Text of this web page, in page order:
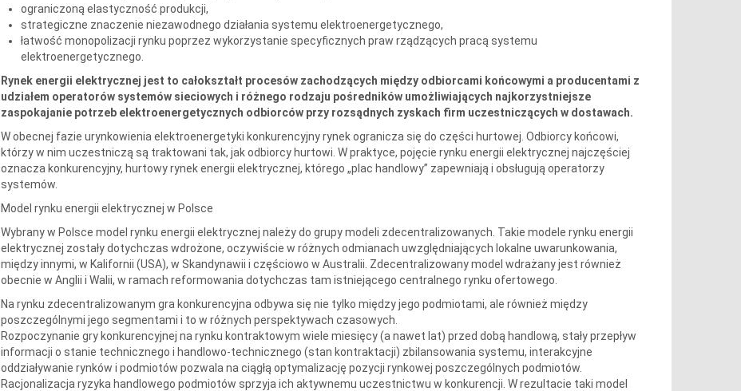
ograniczoną elastyczność produkcji,
strategiczne znaczenie niezawodnego działania systemu elektroenergetycznego,
łatwość monopolizacji rynku poprzez wykorzystanie specyficznych praw rządzących pracą systemu
elektroenergetycznego.
Rynek energii elektrycznej jest to całokształt procesów zachodzących między odbiorcami końcowymi a producentami z
udziałem operatorów systemów sieciowych i różnego rodzaju pośredników umożliwiających najkorzystniejsze
zaspokajanie potrzeb elektroenergetycznych odbiorców przy rozsądnych zyskach firm uczestniczących w dostawach.
W obecnej fazie urynkowienia elektroenergetyki konkurencyjny rynek ogranicza się do części hurtowej. Odbiorcy końcowi,
którzy w nim uczestniczą są traktowani tak, jak odbiorcy hurtowi. W praktyce, pojęcie rynku energii elektrycznej najczęściej
oznacza konkurencyjny, hurtowy rynek energii elektrycznej, którego „plac handlowy” zapewniają i obsługują operatorzy
systemów.
Model rynku energii elektrycznej w Polsce
Wybrany w Polsce model rynku energii elektrycznej należy do grupy modeli zdecentralizowanych. Takie modele rynku energii
elektrycznej zostały dotychczas wdrożone, oczywiście w różnych odmianach uwzględniających lokalne uwarunkowania,
między innymi, w Kalifornii (USA), w Skandynawii i częściowo w Australii. Zdecentralizowany model wdrażany jest również
obecnie w Anglii i Walii, w ramach reformowania dotychczas tam istniejącego centralnego rynku ofertowego.
Na rynku zdecentralizowanym gra konkurencyjna odbywa się nie tylko między jego podmiotami, ale również między
poszczególnymi jego segmentami i to w różnych perspektywach czasowych.
Rozpoczynanie gry konkurencyjnej na rynku kontraktowym wiele miesięcy (a nawet lat) przed dobą handlową, stały przepływ
informacji o stanie technicznego i handlowo-technicznego (stan kontraktacji) zbilansowania systemu, interakcyjne
oddziaływanie rynków i podmiotów pozwala na ciągłą optymalizację pozycji rynkowej poszczególnych podmiotów.
Racjonalizacja ryzyka handlowego podmiotów sprzyja ich aktywnemu uczestnictwu w konkurencji. W rezultacie taki model